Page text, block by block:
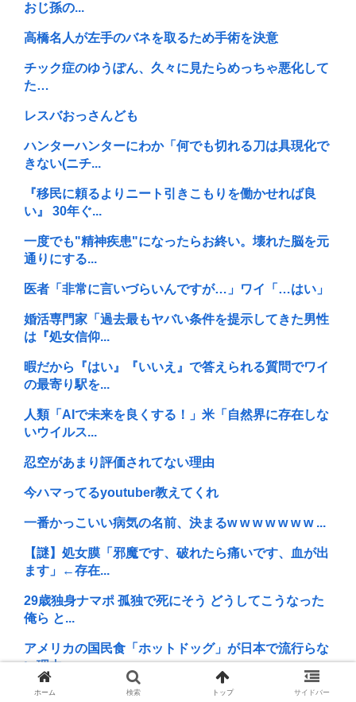
おじ孫の...
高橋名人が左手のバネを取るため手術を決意
チック症のゆうぽん、久々に見たらめっちゃ悪化して
た…
レスバおっさんども
ハンターハンターにわか「何でも切れる刀は具現化で
きない(ニチ...
『移民に頼るよりニート引きこもりを働かせれば良
い』 30年ぐ...
一度でも"精神疾患"になったらお終い。壊れた脳を元
通りにする...
医者「非常に言いづらいんですが…」ワイ「…はい」
婚活専門家「過去最もヤバい条件を提示してきた男性
は『処女信仰...
暇だから『はい』『いいえ』で答えられる質問でワイ
の最寄り駅を...
人類「AIで未来を良くする！」米「自然界に存在しな
いウイルス...
忍空があまり評価されてない理由
今ハマってるyoutuber教えてくれ
一番かっこいい病気の名前、決まるw w w w w w w ...
【謎】処女膜「邪魔です、破れたら痛いです、血が出
ます」←存在...
29歳独身ナマポ 孤独で死にそう どうしてこうなった
俺ら と...
アメリカの国民食「ホットドッグ」が日本で流行らな
い理由www
ケンモメンが18年ぶりに見る画像がこちらwww
ホーム 検索 トップ サイドバー